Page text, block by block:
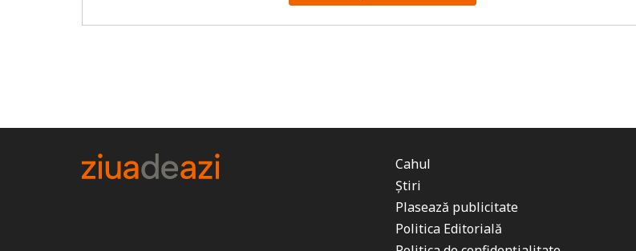
Cahul
Știri
Plasează publicitate
Politica Editorială